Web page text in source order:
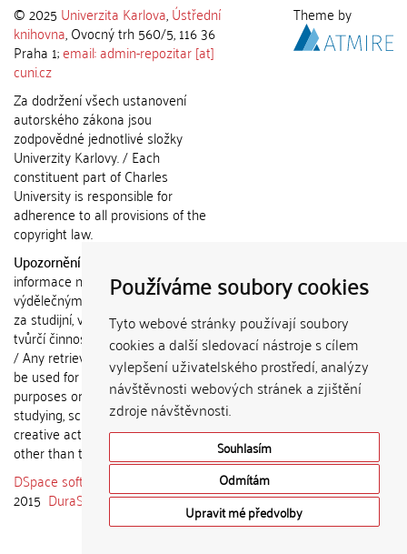
Používáme soubory cookies
Tyto webové stránky používají soubory
cookies a další sledovací nástroje s cílem
vylepšení uživatelského prostředí, analýzy
návštěvnosti webových stránek a zjištění
zdroje návštěvnosti.
Souhlasím
Odmítám
Upravit mé předvolby
© 2025 Univerzita Karlova,Ústřední
knihovna, Ovocný trh 560/5, 116 36
Praha 1;email: admin-repozitar [at]
cuni.cz
Za dodržení všech ustanovení
autorského zákona jsou
zodpovědné jednotlivé složky
Univerzity Karlovy. / Each
constituent part of Charles
University is responsible for
adherence to all provisions of the
copyright law.
Upozornění / Notice:
informace nemohou být použity k
výdělečným účelům nebo vydávány
za studijní, vědeckou nebo jinou
tvůrčí činnost jiné osoby než autora.
/ Any retrieved information shall not
be used for any commercial
purposes or claimed as results of
studying, scientific or any other
creative activities of any person
other than the author.
DSpace software
copyright © 2002-
2015 DuraSpace
Theme by